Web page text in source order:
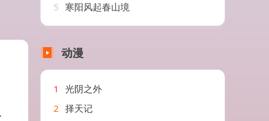
5 寒阳风起春山境
动漫
1
光阴之外
2 择天记